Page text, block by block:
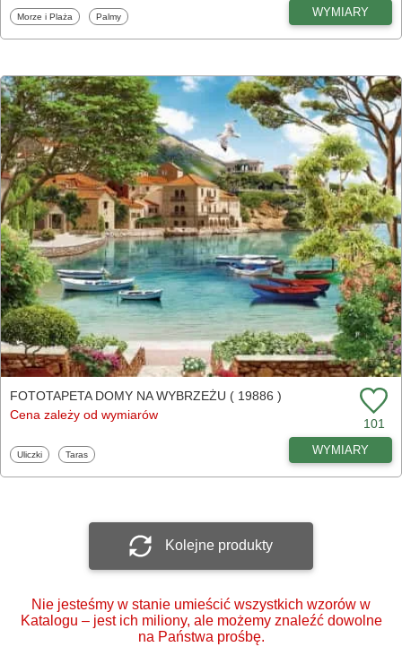
Fototapety
Morze i Plaża Fototapety
Palmy WYMIARY
FOTOTAPETA DOMY NA WYBRZEŻU ( 19886 )
Cena zależy od wymiarów
101
Fototapety
Uliczki Fototapety
Taras WYMIARY
Kolejne produkty
Nie jesteśmy w stanie umieścić wszystkich wzorów w
Katalogu – jest ich miliony, ale możemy znaleźć dowolne
na Państwa prośbę.